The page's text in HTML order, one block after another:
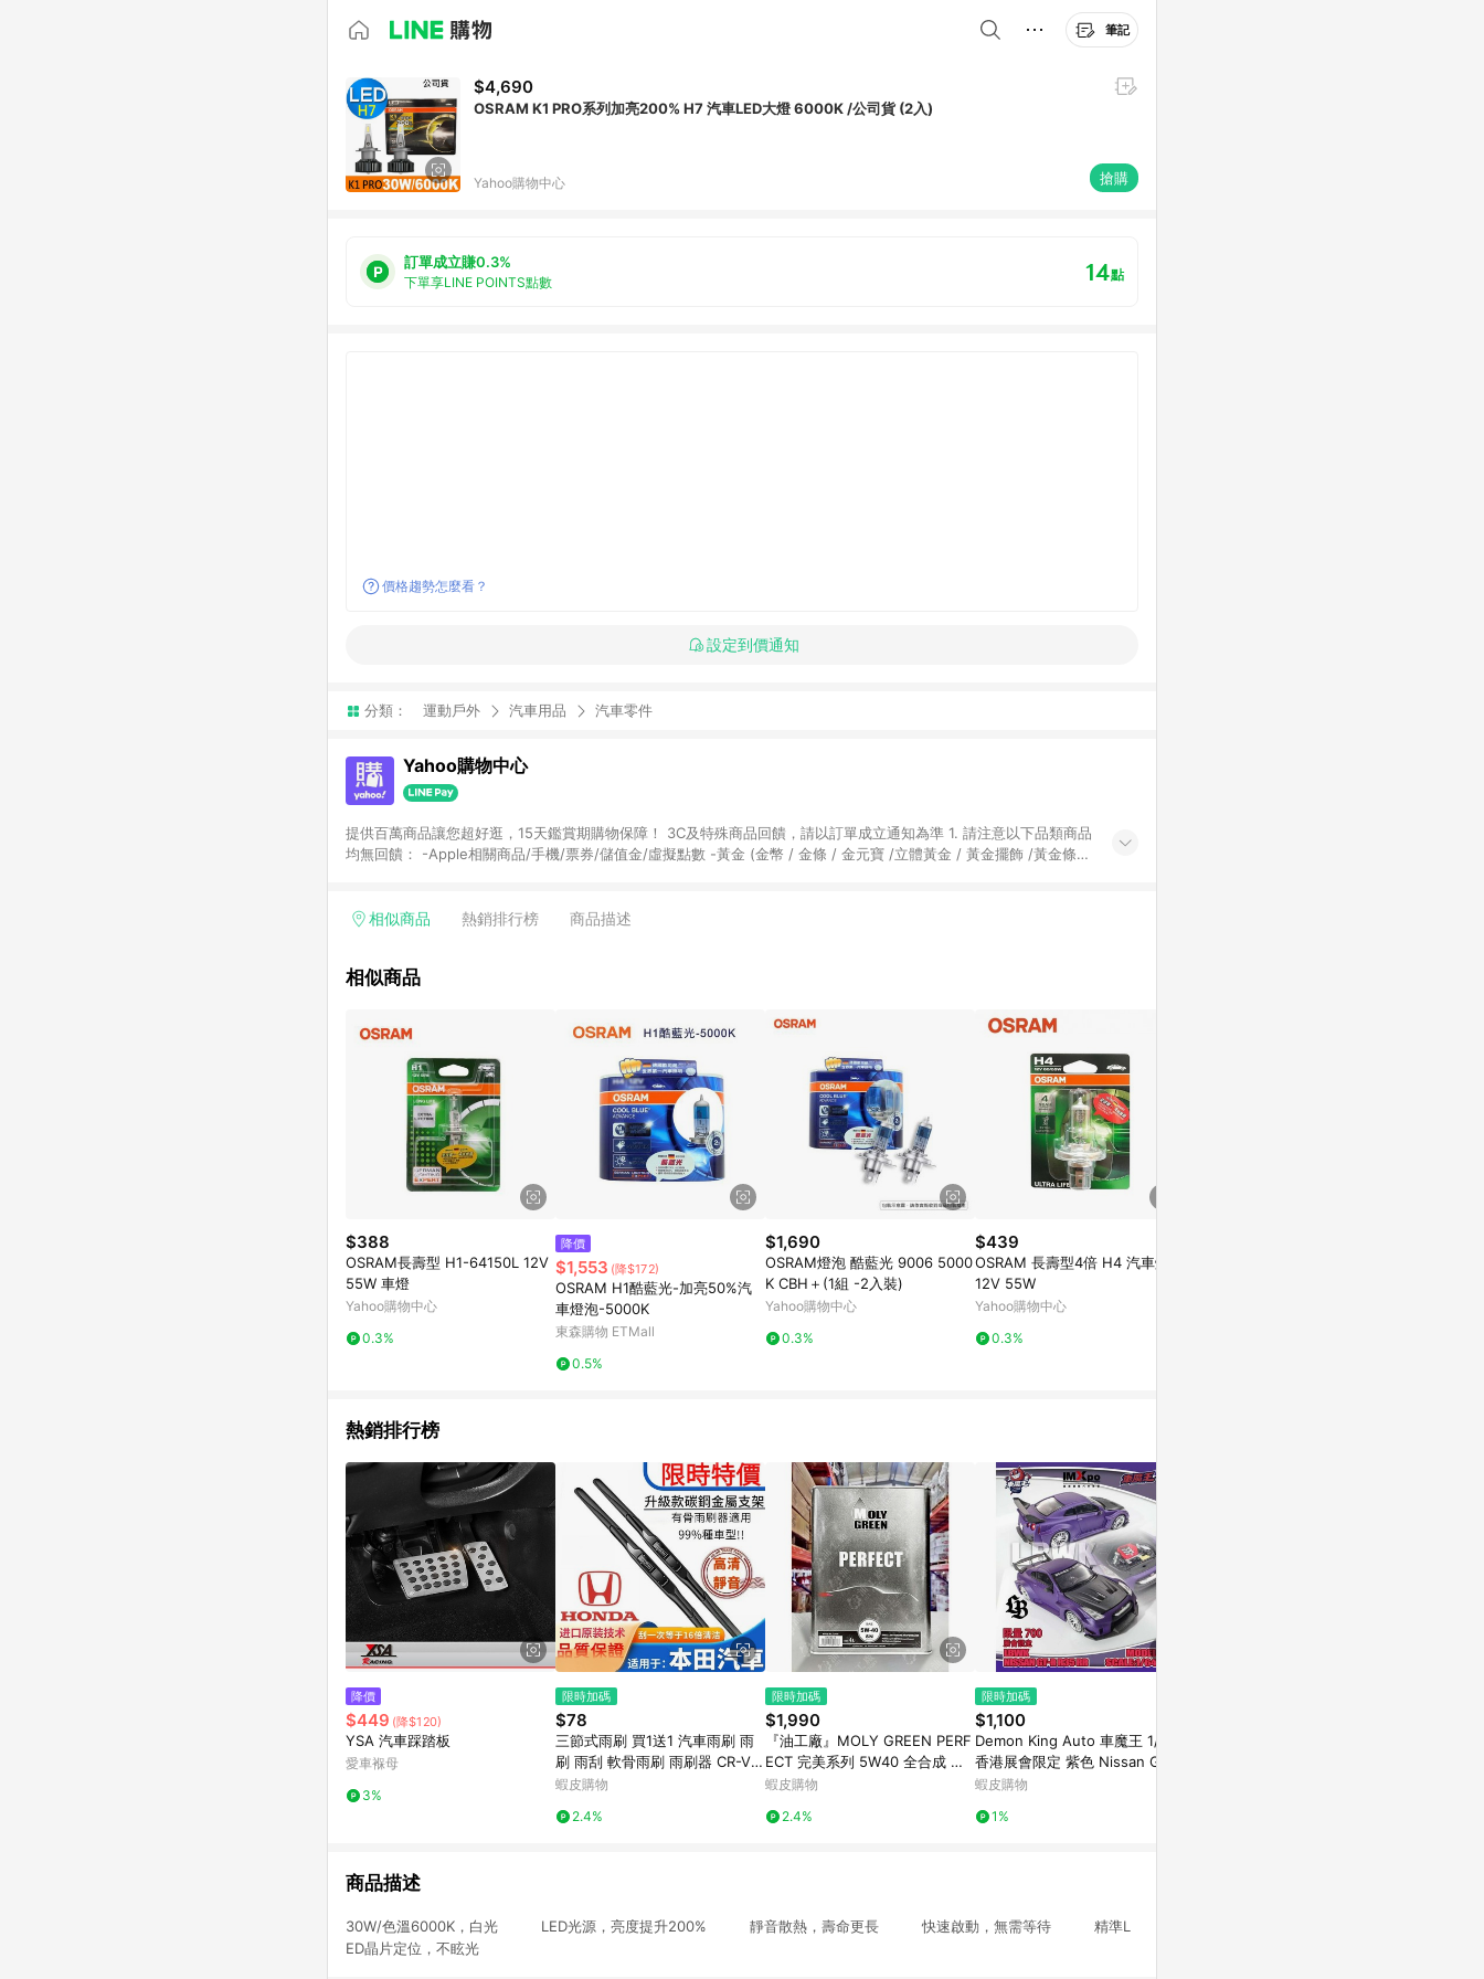
筆記
$4,690
OSRAM K1 PRO系列加亮200% H7 汽車LED大燈 6000K /公司貨 (2入)
Yahoo購物中心 搶購
訂單成立賺0.3%
下單享LINE POINTS點數 14點
價格趨勢怎麼看？
設定到價通知
分類： 運動戶外 汽車用品 汽車零件
Yahoo購物中心
提供百萬商品讓您超好逛，15天鑑賞期購物保障！ 3C及特殊商品回饋，請以訂單成立通知為準 1. 請注意以下品類商品
均無回饋： -Apple相關商品/手機/票券/儲值金/虛擬點數 -黃金 (金幣 / 金條 / 金元寶 /立體黃金 / 黃金擺飾 /黃金條
Yahoo超贈點回饋者 - 購物中心商店之商品：商品賣場中有標示「商店」及顯示商店名稱者(指定活動店家除外) 3. 訂
相似商品 熱銷排行榜 商品描述
相似商品
$388
OSRAM長壽型 H1-64150L 12V
55W 車燈
Yahoo購物中心
0.3%
降價
$1,553 (降$172)
OSRAM H1酷藍光-加亮50%汽
車燈泡-5000K
東森購物 ETMall
0.5%
$1,690
OSRAM燈泡 酷藍光 9006 5000
K CBH＋(1組 -2入裝)
Yahoo購物中心
0.3%
$439
OSRAM 長壽型4倍 H4 汽車燈泡
12V 55W
Yahoo購物中心
0.3%
熱銷排行榜
降價
$449 (降$120)
YSA 汽車踩踏板
愛車褓母
3%
限時加碼
$78
三節式雨刷 買1送1 汽車雨刷 雨
刷 雨刮 軟骨雨刷 雨刷器 CR-V
UR-V XR-V HRV ODYSS CIVI
蝦皮購物
2.4%
限時加碼
$1,990
『油工廠』MOLY GREEN PERF
ECT 完美系列 5W40 全合成 汽
車 機油 酯類 PAO 液態鉬 4L SN
蝦皮購物
2.4%
限時加碼
$1,100
Demon King Auto 車魔王 1/64
香港展會限定 紫色 Nissan GTR
R35RR 引擎蓋可開
蝦皮購物
1%
商品描述
30W/色溫6000K，白光 LED光源，亮度提升200% 靜音散熱，壽命更長 快速啟動，無需等待 精準L
ED晶片定位，不眩光